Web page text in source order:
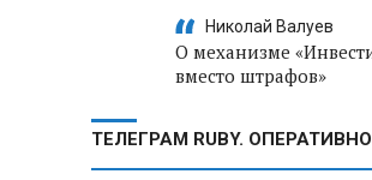
Николай Валуев
О механизме
вместо штрафов»
ТЕЛЕГРАМ RUBY. ОПЕРАТИВНО